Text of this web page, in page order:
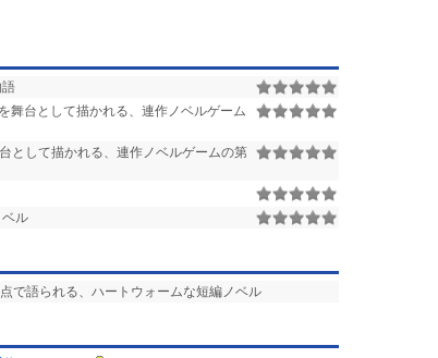
舞台として描かれる、連作ノベルゲーム
として描かれる、連作ノベルゲームの第
ル
で語られる、ハートウォームな短編ノベル